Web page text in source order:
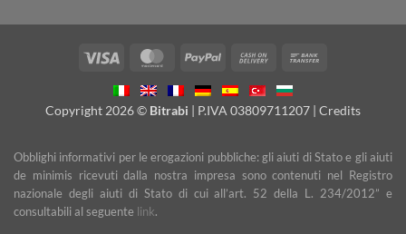
Visa MasterCardPayPal
Cash
Delivery
Copyright 2026 © Bitrabi | P.IVA 03809711207 | Credits
Obblighi informativi per le erogazioni pubbliche: gli aiuti di Stato e gli aiuti
de minimis ricevuti dalla nostra impresa sono contenuti nel Registro
nazionale degli aiuti di Stato di cui all’art. 52 della L. 234/2012” e
consultabili al seguente link.